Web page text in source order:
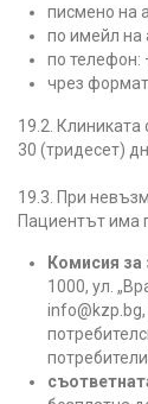
писмено на
по имейл на
по телефон:
чрез
19.2. Клиниката
30 (тридесет)
19.3. При
Пациентът има
Комисия
1000, ул.
info@kzp.bg,